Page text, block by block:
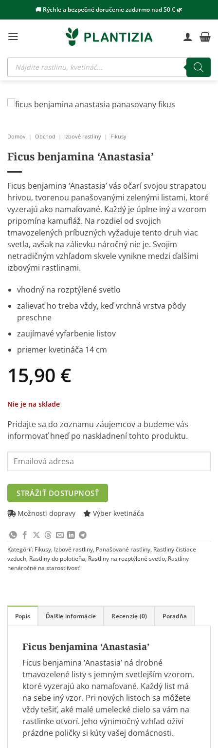
to
🚚 Rýchle a bezpečné doručenie zadarmo nad 50 € 🌿
Products
search
Domov | Obchod | Izbové rastliny | Fikusy
Ficus benjamina ‘Anastasia’
Ficus benjamina ‘Anastasia’ vás očarí svojou strapatou
hrivou, tvorenou panašovanými zelenými listami, ktoré
vyzerajú ako namaľované. Každý je úplne iný a vzorom
pripomína kamufláž. Na rozdiel od svojich
tmavozelených príbuzných vyžaduje tento druh viac
svetla, avšak na zálievku náročný nie je. Svojim
netradičným vzhľadom skvele vynikne medzi ďalšími
izbovými rastlinami.
vhodný na rozptýlené svetlo
zalievať ho treba vždy, keď vrchná vrstva pôdy
preschne
zaujímavé vyfarbenie listov
priemer kvetináča 14 cm
15,90 €
Nie je na sklade
Pridajte sa do zoznamu záujemcov a budeme vás
informovať hneď po naskladnení tohto produktu.
Enter
your
address
to
join
waitlist
for
this
product
STRÁŽIŤ DOSTUPNOSŤ
Možnosti dopravy Výber kvetináča
Kategórií: Fikusy, Izbové rastliny, Panašované rastliny, Rastliny čistiace
vzduch, Rastliny do polotieňa, Rastliny na rozptýlené svetlo, Rastliny
nenáročné na starostlivosť
Popis Ďalšie informácie Recenzie (0) Poradňa
Ficus benjamina ‘Anastasia’
Ficus benjamina ‘Anastasia’ ná drobné
tmavozelené listy s jemným svetlejším vzorom,
ktoré vyzerajú ako namaľované. Každý list má
na sebe iný vzor. Pri nových listoch sa môžete
vždy tešiť, aké malé umelecké dielo sa vám na
rastlinke otvorí. Jeho výnimočný vzhľad oživí
prázdne poličky si kúty vašej domácnosti.